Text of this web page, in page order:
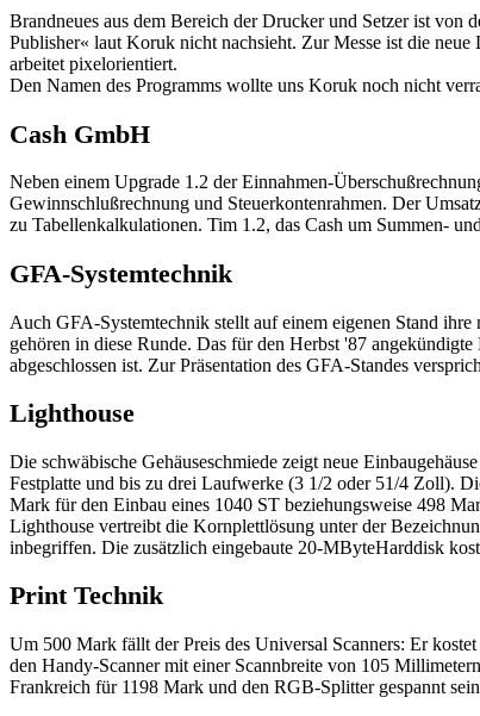
Brandneues aus dem Bereich der Drucker und Setzer ist
Publisher« laut Koruk nicht nachsieht. Zur Messe ist die
arbeitet pixelorientiert.
Den Namen des Programms wollte uns Koruk noch nicht
Cash GmbH
Neben einem Upgrade 1.2 der Einnahmen-
Gewinnschlußrechnung und Steuerkontenrahmen. Der
zu Tabellenkalkulationen. Tim 1.2, das Cash um Summen-
GFA-Systemtechnik
Auch GFA-Systemtechnik stellt auf einem eigenen Stand
gehören in diese Runde. Das für den Herbst '87
abgeschlossen ist. Zur Präsentation des GFA-Standes
Lighthouse
Die schwäbische Gehäuseschmiede zeigt neue
Festplatte und bis zu drei Laufwerke (3 1/2 oder 51/4 Zoll).
Mark für den Einbau eines 1040 ST beziehungsweise 498
Lighthouse vertreibt die Kornplettlösung unter der
inbegriffen. Die zusätzlich eingebaute 20-MByteHarddisk
Print Technik
Um 500 Mark fällt der Preis des Universal Scanners: Er
den Handy-Scanner mit einer Scannbreite von 105
Frankreich für 1198 Mark und den RGB-Splitter gespannt